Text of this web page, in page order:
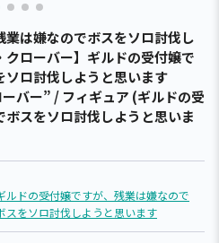
業は嫌なのでボスをソロ討伐し
ローバー】ギルドの受付嬢で
ソロ討伐しようと思います
ー” / フィギュア (ギルドの受
スをソロ討伐しようと思いま
ルドの受付嬢ですが、残業は嫌なので
スをソロ討伐しようと思います